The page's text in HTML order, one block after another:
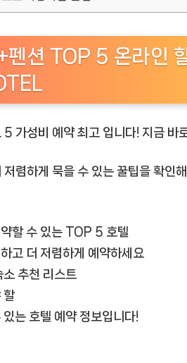
펜션 TOP 5 온라인
5 가성비 예약 최고 입니다! 지금 바
저렴하게 묵을 수 있는 꿀팁을 확인
할 수 있는 TOP 5 호텔
고 더 저렴하게 예약하세요
추천 리스트
할
는 호텔 예약 정보입니다!